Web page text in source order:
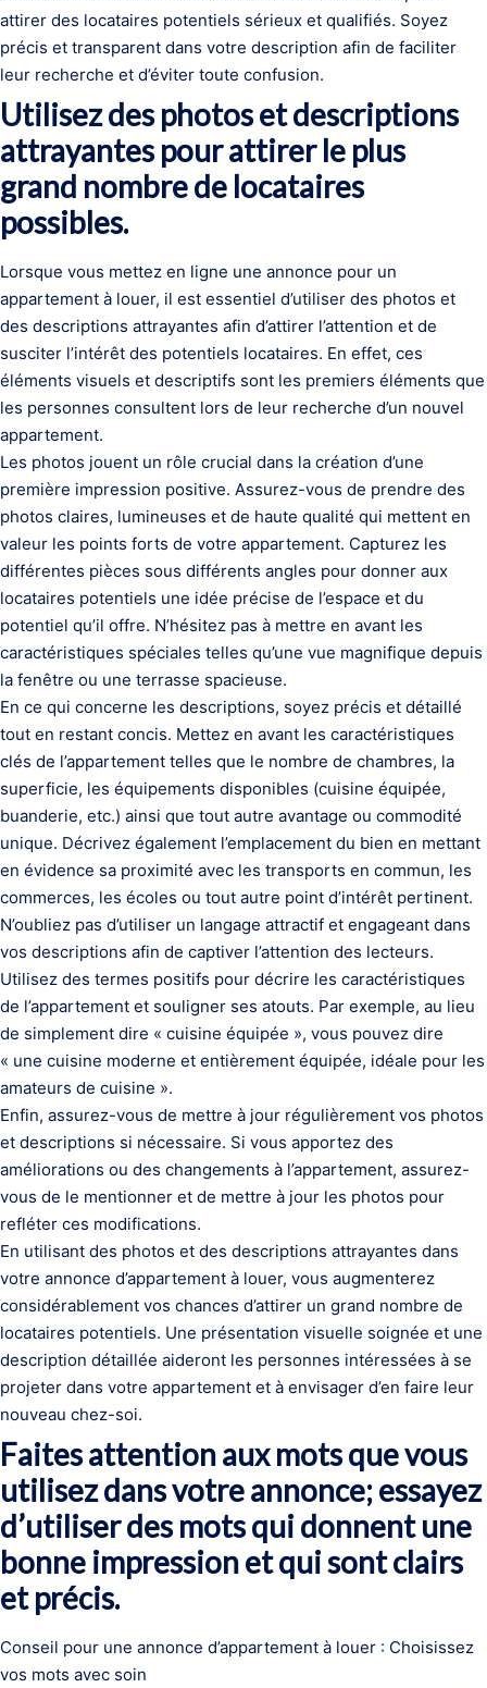
attirer des locataires potentiels sérieux et qualifiés. Soyez
précis et transparent dans votre description afin de faciliter
leur recherche et d’éviter toute confusion.
Utilisez des photos et descriptions
attrayantes pour attirer le plus
grand nombre de locataires
possibles.
Lorsque vous mettez en ligne une annonce pour un
appartement à louer, il est essentiel d’utiliser des photos et
des descriptions attrayantes afin d’attirer l’attention et de
susciter l’intérêt des potentiels locataires. En effet, ces
éléments visuels et descriptifs sont les premiers éléments que
les personnes consultent lors de leur recherche d’un nouvel
appartement.
Les photos jouent un rôle crucial dans la création d’une
première impression positive. Assurez-vous de prendre des
photos claires, lumineuses et de haute qualité qui mettent en
valeur les points forts de votre appartement. Capturez les
différentes pièces sous différents angles pour donner aux
locataires potentiels une idée précise de l’espace et du
potentiel qu’il offre. N’hésitez pas à mettre en avant les
caractéristiques spéciales telles qu’une vue magnifique depuis
la fenêtre ou une terrasse spacieuse.
En ce qui concerne les descriptions, soyez précis et détaillé
tout en restant concis. Mettez en avant les caractéristiques
clés de l’appartement telles que le nombre de chambres, la
superficie, les équipements disponibles (cuisine équipée,
buanderie, etc.) ainsi que tout autre avantage ou commodité
unique. Décrivez également l’emplacement du bien en mettant
en évidence sa proximité avec les transports en commun, les
commerces, les écoles ou tout autre point d’intérêt pertinent.
N’oubliez pas d’utiliser un langage attractif et engageant dans
vos descriptions afin de captiver l’attention des lecteurs.
Utilisez des termes positifs pour décrire les caractéristiques
de l’appartement et souligner ses atouts. Par exemple, au lieu
de simplement dire « cuisine équipée », vous pouvez dire
« une cuisine moderne et entièrement équipée, idéale pour les
amateurs de cuisine ».
Enfin, assurez-vous de mettre à jour régulièrement vos photos
et descriptions si nécessaire. Si vous apportez des
améliorations ou des changements à l’appartement, assurez-
vous de le mentionner et de mettre à jour les photos pour
refléter ces modifications.
En utilisant des photos et des descriptions attrayantes dans
votre annonce d’appartement à louer, vous augmenterez
considérablement vos chances d’attirer un grand nombre de
locataires potentiels. Une présentation visuelle soignée et une
description détaillée aideront les personnes intéressées à se
projeter dans votre appartement et à envisager d’en faire leur
nouveau chez-soi.
Faites attention aux mots que vous
utilisez dans votre annonce; essayez
d’utiliser des mots qui donnent une
bonne impression et qui sont clairs
et précis.
Conseil pour une annonce d’appartement à louer : Choisissez
vos mots avec soin